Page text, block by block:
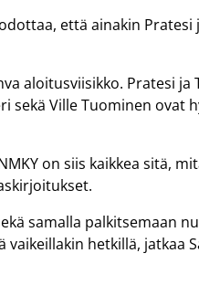
että ainakin Pratesi
aloitusviisikko. Pratesi ja
sekä Ville Tuominen ovat
on siis kaikkea sitä,
samalla palkitsemaan
hetkillä, jatkaa